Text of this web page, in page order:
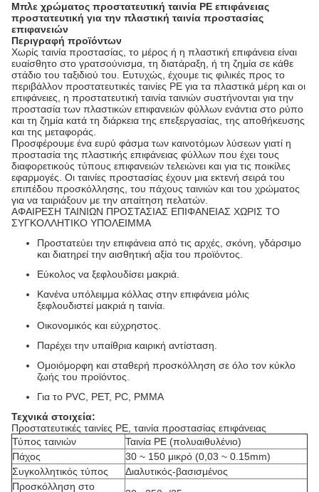
Μπλε χρώματος προστατευτική ταινία PE επιφάνειας
προστατευτική για την πλαστική ταινία προστασίας
επιφανειών
Περιγραφή προϊόντων
Χωρίς ταινία προστασίας, το μέρος ή η πλαστική επιφάνεια είναι
ευαίσθητο στο γρατσούνισμα, τη διατάραξη, ή τη ζημία σε κάθε
στάδιο του ταξιδιού του. Ευτυχώς, έχουμε τις φιλικές προς το
περιβάλλον προστατευτικές ταινίες PE για τα πλαστικά μέρη και οι
επιφάνειες, η προστατευτική ταινία ταινιών συστήνονται για την
προστασία των πλαστικών επιφανειών φύλλων ενάντια στο ρύπο
και τη ζημία κατά τη διάρκεια της επεξεργασίας, της αποθήκευσης
και της μεταφοράς.
Προσφέρουμε ένα ευρύ φάσμα των καινοτόμων λύσεων γιατί η
προστασία της πλαστικής επιφάνειας φύλλων που έχει τους
διαφορετικούς τύπους επιφανειών τελειώνει και για τις ποικίλες
εφαρμογές. Οι ταινίες προστασίας έχουν μια εκτενή σειρά του
επιπέδου προσκόλλησης, του πάχους ταινιών και του χρώματος
για να ταιριάξουν με την απαίτηση πελατών.
ΑΦΑΙΡΕΣΗ ΤΑΙΝΙΩΝ ΠΡΟΣΤΑΣΙΑΣ ΕΠΙΦΑΝΕΙΑΣ ΧΩΡΙΣ ΤΟ
ΣΥΓΚΟΛΛΗΤΙΚΟ ΥΠΟΛΕΙΜΜΑ
Προστατεύει την επιφάνεια από τις αρχές, σκόνη, γδάρσιμο
και διατηρεί την αισθητική αξία του προϊόντος.
Εύκολος να ξεφλουδίσει μακριά.
Κανένα υπόλειμμα κόλλας στην επιφάνεια μόλις
ξεφλουδιστεί μακριά η ταινία.
Οικονομικός και εύχρηστος.
Παρέχει την υπαίθρια καιρική αντίσταση.
Ομοιόμορφη και σταθερή προσκόλληση σε όλο τον κύκλο
ζωής του προϊόντος.
Για το PVC, PET, PC, PMMA
Τεχνικά στοιχεία:
Προστατευτικές ταινίες PE, ταινία προστασίας επιφάνειας
Τύπος ταινιών
Ταινία PE (πολυαιθυλένιο)
Πάχος
30 ~ 150 μικρό (0,03 ~ 0.15mm)
Συγκολλητικός τύπος
Διαλυτικός-βασισμένος
Προσκόλληση στο